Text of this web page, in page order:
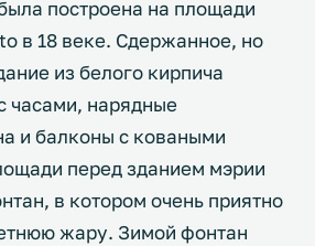
построена на площади
в 18 веке. Сдержанное, но
из белого кирпича
часами, нарядные
и балконы с коваными
перед зданием мэрии
в котором очень приятно
жару. Зимой фонтан